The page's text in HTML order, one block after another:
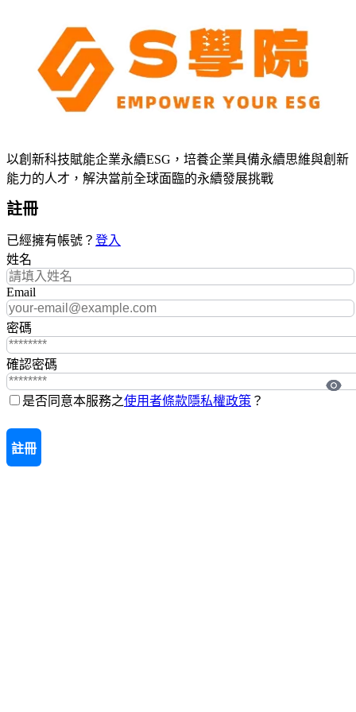
以創新科技賦能企業永續ESG，培養企業具備永續思維與創新
能力的人才，解決當前全球面臨的永續發展挑戰
註冊
已經擁有帳號？ 登入
姓名
Email
密碼
確認密碼
是否同意本服務之使用者條款隱私權政策 ？
註冊